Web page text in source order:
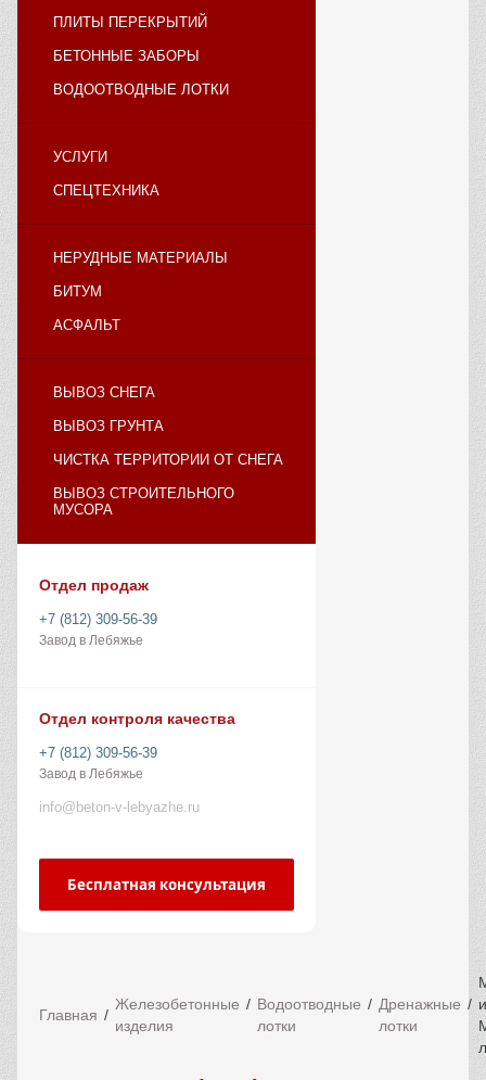
ПЛИТЫ ПЕРЕКРЫТИЙ
БЕТОННЫЕ ЗАБОРЫ
ВОДООТВОДНЫЕ ЛОТКИ
УСЛУГИ
СПЕЦТЕХНИКА
НЕРУДНЫЕ МАТЕРИАЛЫ
БИТУМ
АСФАЛЬТ
ВЫВОЗ СНЕГА
ВЫВОЗ ГРУНТА
ЧИСТКА ТЕРРИТОРИИ ОТ СНЕГА
ВЫВОЗ СТРОИТЕЛЬНОГО
МУСОРА
Отдел продаж
+7 (812) 309-56-39
Завод в Лебяжье
Отдел контроля качества
+7 (812) 309-56-39
Завод в Лебяжье
info@beton-v-lebyazhe.ru
Бесплатная консультация
Главная
Железобетонные
изделия
Водоотводные
лотки
Дренажные
лотки
и